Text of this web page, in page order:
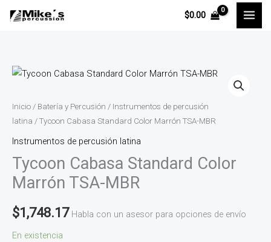
$0.00
Inicio / Batería y Percusión / Instrumentos de percusión
latina / Tycoon Cabasa Standard Color Marrón TSA-MBR
Instrumentos de percusión latina
Tycoon Cabasa Standard Color
Marrón TSA-MBR
$1,748.17 Habla con un asesor para opciones de envío
En existencia
Tycoon
Standard
Color
Marrón
TSA-
MBR
cantidad